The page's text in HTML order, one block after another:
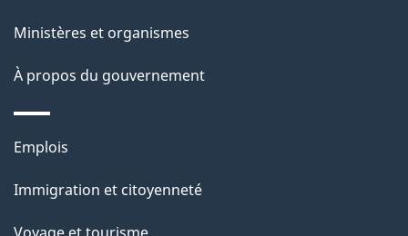
s
d
e
l
a
ce
site
Ministères et organismes
À propos du gouvernement
Thèmes
sujets
Emplois
Immigration et citoyenneté